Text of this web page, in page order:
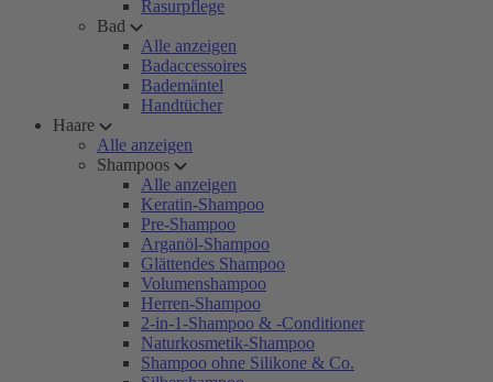
Rasurpflege
Bad
Alle anzeigen
Badaccessoires
Bademäntel
Handtücher
Haare
Alle anzeigen
Shampoos
Alle anzeigen
Keratin-Shampoo
Pre-Shampoo
Arganöl-Shampoo
Glättendes Shampoo
Volumenshampoo
Herren-Shampoo
2-in-1-Shampoo & -Conditioner
Naturkosmetik-Shampoo
Shampoo ohne Silikone & Co.